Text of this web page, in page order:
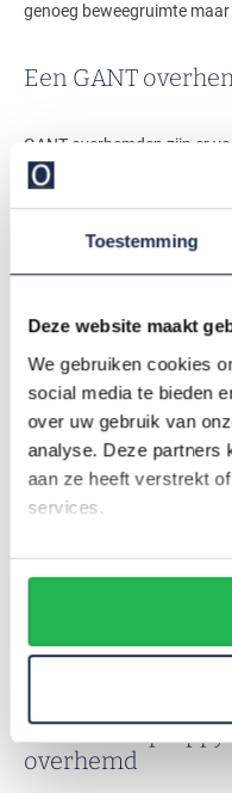
Toestemming
Deze website maakt
We gebruiken cookies
social media te bieden
over uw gebruik van
analyse. Deze partners
aan ze heeft verstrekt
services.
genoeg beweegruimte
Een GANT
GANT overhemden zijn er
en met maat 5X-Large en
Maar de GANT
bijvoorbeeld voor een
look of ga voor een van de
als u een gelegenheid
biedt overhemden met
overhemden, waardoor ze
worden.
Er is een ruime keuze aan
Creëer een
overhemd